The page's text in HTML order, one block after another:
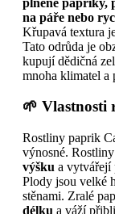
na páře nebo
Křupavá textura
Tato odrůda je
kupují dědičná
mnoha klimatel a
🌱 Vlastnosti
Rostliny paprik
výnosné.
výšku a vytvářejí
Plody jsou velké
stěnami. Zralé
délku a váží